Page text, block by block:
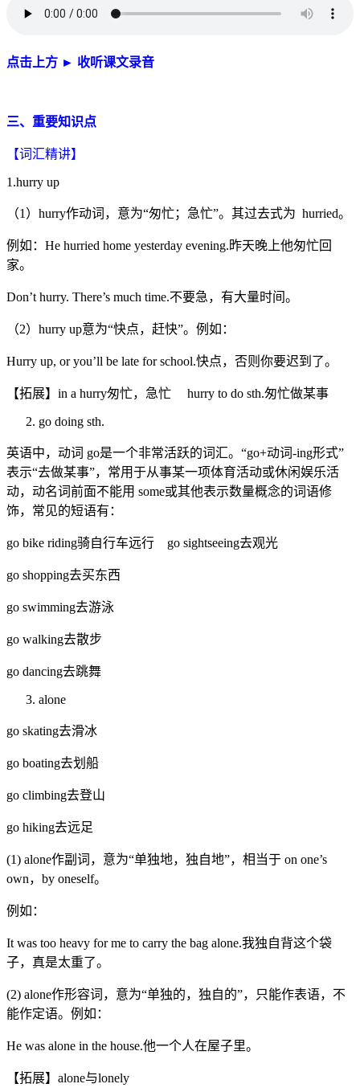
点击上方 ► 收听课文录音
三、重要知识点
【词汇精讲】
1.hurry up
（1）hurry作动词，意为“匆忙；急忙”。其过去式为 hurried。
例如：He hurried home yesterday evening.昨天晚上他匆忙回
家。
Don’t hurry. There’s much time.不要急，有大量时间。
（2）hurry up意为“快点，赶快”。例如：
Hurry up, or you’ll be late for school.快点，否则你要迟到了。
【拓展】in a hurry匆忙，急忙 hurry to do sth.匆忙做某事
go doing sth.
英语中，动词 go是一个非常活跃的词汇。“go+动词-ing形式”
表示“去做某事”，常用于从事某一项体育活动或休闲娱乐活
动，动名词前面不能用 some或其他表示数量概念的词语修
饰，常见的短语有：
go bike riding骑自行车远行 go sightseeing去观光
go shopping去买东西
go swimming去游泳
go walking去散步
go dancing去跳舞
alone
go skating去滑冰
go boating去划船
go climbing去登山
go hiking去远足
(1) alone作副词，意为“单独地，独自地”，相当于 on one’s
own，by oneself。
例如：
It was too heavy for me to carry the bag alone.我独自背这个袋
子，真是太重了。
(2) alone作形容词，意为“单独的，独自的”，只能作表语，不
能作定语。例如：
He was alone in the house.他一个人在屋子里。
【拓展】alone与lonely